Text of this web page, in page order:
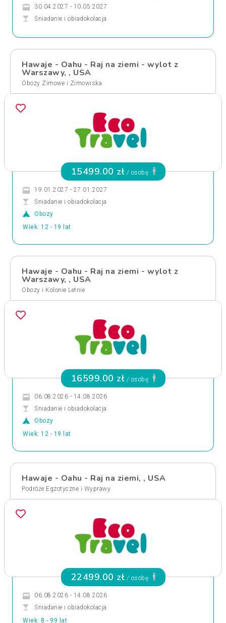
30.04.2027 - 10.05.2027
Śniadanie i obiadokolacja
Hawaje - Oahu - Raj na ziemi - wylot z
Warszawy, , USA
Obozy Zimowe i Zimowiska
15499.00 zł / osobę
19.01.2027 - 27.01.2027
Śniadanie i obiadokolacja
Obozy
Wiek: 12 - 19 lat
Hawaje - Oahu - Raj na ziemi - wylot z
Warszawy, , USA
Obozy i Kolonie Letnie
16599.00 zł / osobę
06.08.2026 - 14.08.2026
Śniadanie i obiadokolacja
Obozy
Wiek: 12 - 19 lat
Hawaje - Oahu - Raj na ziemi, , USA
Podróże Egzotyczne i Wyprawy
22499.00 zł / osobę
06.08.2026 - 14.08.2026
Śniadanie i obiadokolacja
Wiek: 8 - 99 lat